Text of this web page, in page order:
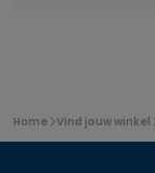
U
bevindt
Home Vind jouw winkel